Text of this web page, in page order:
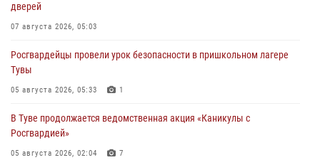
дверей
07 августа 2026, 05:03
Росгвардейцы провели урок безопасности в пришкольном лагере
Тувы
05 августа 2026, 05:33 1
В Туве продолжается ведомственная акция «Каникулы с
Росгвардией»
05 августа 2026, 02:04 7